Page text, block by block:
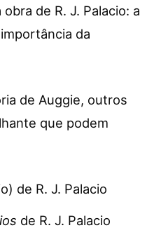
de R. J. Palacio: a
da
de Auggie, outros
que podem
de R. J. Palacio
de R. J. Palacio